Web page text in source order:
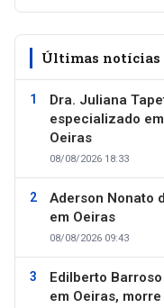
Últimas notícias
Dra. Juliana
especializado
Oeiras
08/08/2026 18:33
Aderson Nonato
em Oeiras
08/08/2026 09:43
Edilberto
em Oeiras,